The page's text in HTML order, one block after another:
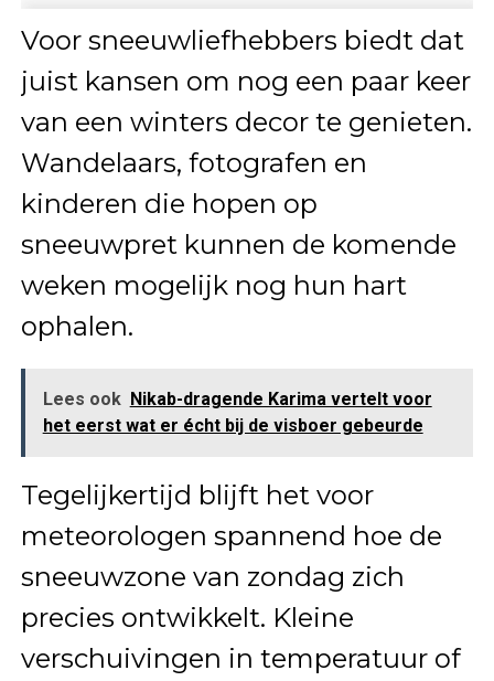
Voor sneeuwliefhebbers biedt dat
juist kansen om nog een paar keer
van een winters decor te genieten.
Wandelaars, fotografen en
kinderen die hopen op
sneeuwpret kunnen de komende
weken mogelijk nog hun hart
ophalen.
Lees ook Nikab-dragende Karima vertelt voor
het eerst wat er écht bij de visboer gebeurde
Tegelijkertijd blijft het voor
meteorologen spannend hoe de
sneeuwzone van zondag zich
precies ontwikkelt. Kleine
verschuivingen in temperatuur of